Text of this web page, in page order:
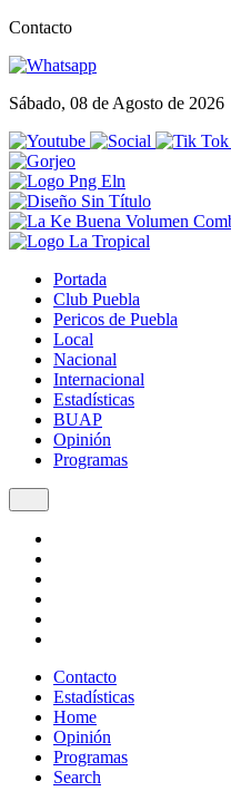
Contacto
Sábado, 08 de Agosto de 2026
Portada
Club Puebla
Pericos de Puebla
Local
Nacional
Internacional
Estadísticas
BUAP
Opinión
Programas
Contacto
Estadísticas
Home
Opinión
Programas
Search